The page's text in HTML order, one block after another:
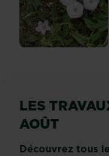
LES
AOÛT
Découvrez tous